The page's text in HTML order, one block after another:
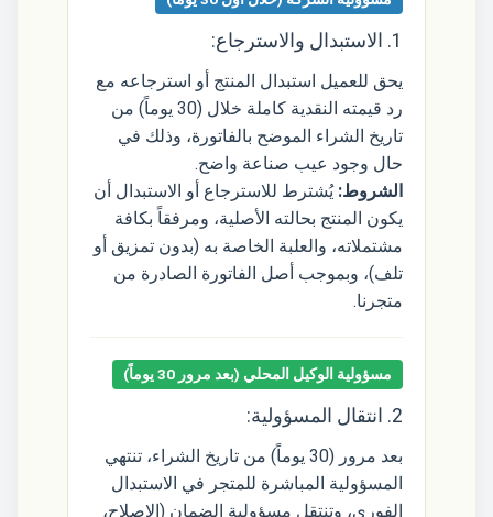
1. الاستبدال والاسترجاع:
يحق للعميل استبدال المنتج أو استرجاعه مع
رد قيمته النقدية كاملة خلال (30 يوماً) من
تاريخ الشراء الموضح بالفاتورة، وذلك في
حال وجود عيب صناعة واضح.
الشروط: يُشترط للاسترجاع أو الاستبدال أن
يكون المنتج بحالته الأصلية، ومرفقاً بكافة
مشتملاته، والعلبة الخاصة به (بدون تمزيق أو
تلف)، وبموجب أصل الفاتورة الصادرة من
متجرنا.
مسؤولية الوكيل المحلي (بعد مرور 30 يوماً)
2. انتقال المسؤولية:
بعد مرور (30 يوماً) من تاريخ الشراء، تنتهي
المسؤولية المباشرة للمتجر في الاستبدال
الفوري، وتنتقل مسؤولية الضمان (الإصلاح،